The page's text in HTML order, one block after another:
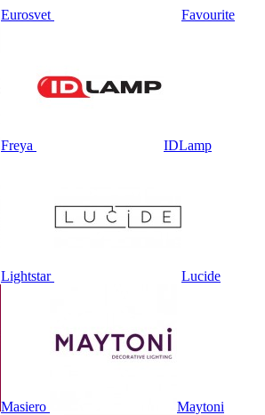
Eurosvet Favourite
Freya IDLamp
Lightstar Lucide
Masiero Maytoni